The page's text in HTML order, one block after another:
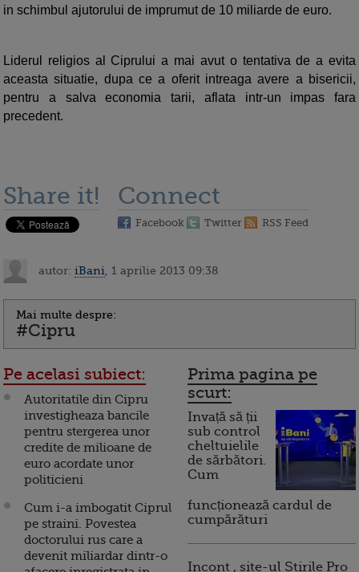
in schimbul ajutorului de imprumut de 10 miliarde de euro.
Liderul religios al Ciprului a mai avut o tentativa de a evita
aceasta situatie, dupa ce a oferit intreaga avere a bisericii,
pentru a salva economia tarii, aflata intr-un impas fara
precedent.
Share it! Connect
Facebook Twitter RSS Feed
autor: iBani , 1 aprilie 2013 09:38
Mai multe despre:
#Cipru
Pe acelasi subiect:
Autoritatile din Cipru
investigheaza bancile
pentru stergerea unor
credite de milioane de
euro acordate unor
politicieni
Cum i-a imbogatit Ciprul
pe straini. Povestea
doctorului rus care a
devenit miliardar dintr-o
Prima pagina pe
scurt:
Invață să ții
sub control
cheltuielile
de sărbători.
Cum
funcționează cardul de
cumpărături
Incont , site-ul Știrile Pro